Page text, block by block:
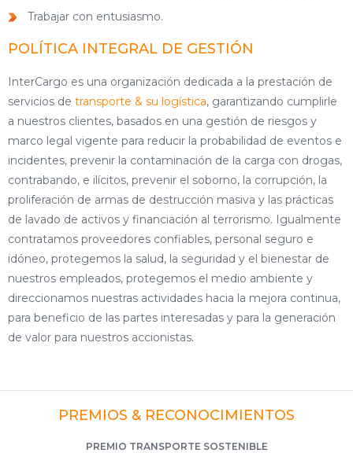
Trabajar con entusiasmo.
POLÍTICA INTEGRAL DE GESTIÓN
InterCargo es una organización dedicada a la prestación de
servicios de transporte & su logística, garantizando cumplirle
a nuestros clientes, basados en una gestión de riesgos y
marco legal vigente para reducir la probabilidad de eventos e
incidentes, prevenir la contaminación de la carga con drogas,
contrabando, e ilícitos, prevenir el soborno, la corrupción, la
proliferación de armas de destrucción masiva y las prácticas
de lavado de activos y financiación al terrorismo. Igualmente
contratamos proveedores confiables, personal seguro e
idóneo, protegemos la salud, la seguridad y el bienestar de
nuestros empleados, protegemos el medio ambiente y
direccionamos nuestras actividades hacia la mejora continua,
para beneficio de las partes interesadas y para la generación
de valor para nuestros accionistas.
PREMIOS & RECONOCIMIENTOS
PREMIO TRANSPORTE SOSTENIBLE